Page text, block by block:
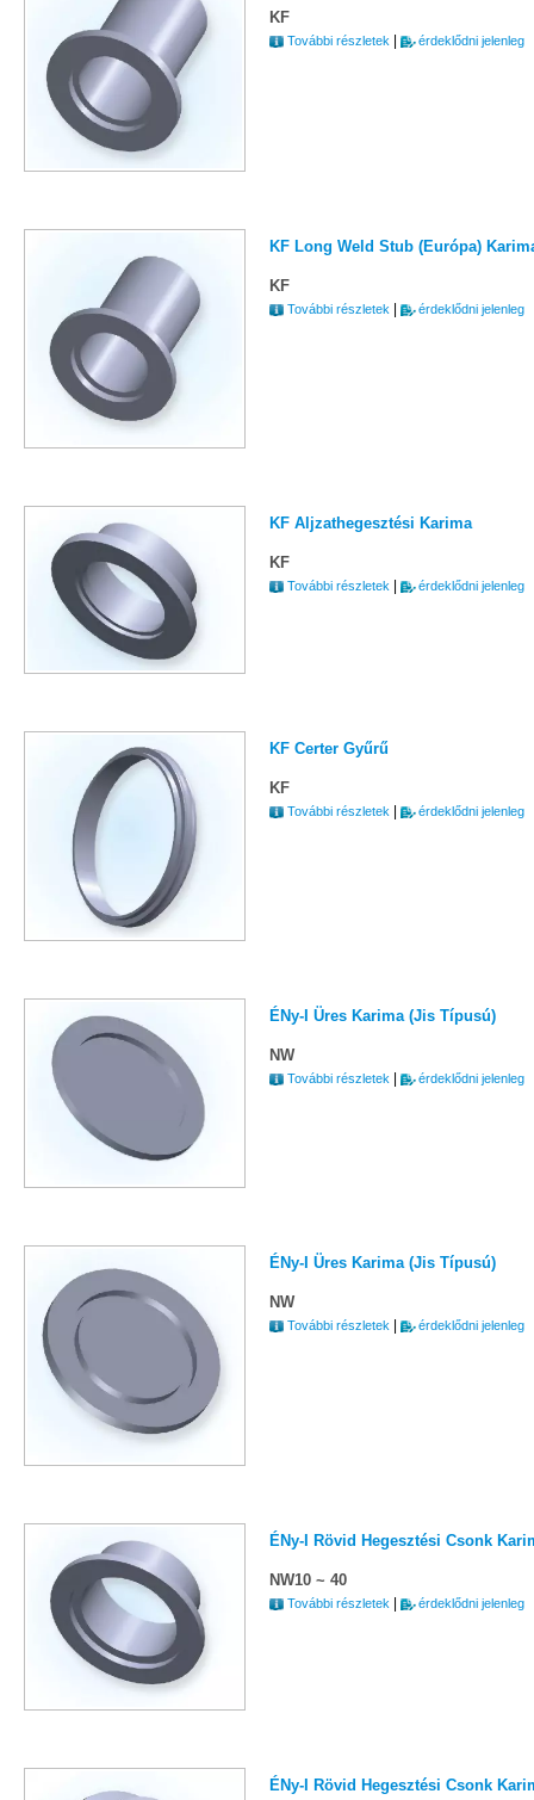
KF
További részletek érdeklődni jelenleg
KF Long Weld Stub (Európa)
KF
További részletek | érdeklődni jelenleg
KF Aljzathegesztési Karima
KF
További részletek érdeklődni jelenleg
KF Certer Gyűrű
KF
További részletek érdeklődni jelenleg
ÉNy-I Üres Karima (Jis Típusú)
NW
További részletek érdeklődni jelenleg
ÉNy-I Üres Karima (Jis Típusú)
NW
További részletek | érdeklődni jelenleg
ÉNy-I Rövid Hegesztési Csonk
NW10 ~ 40
További részletek | érdeklődni jelenleg
ÉNy-I Rövid Hegesztési Csonk